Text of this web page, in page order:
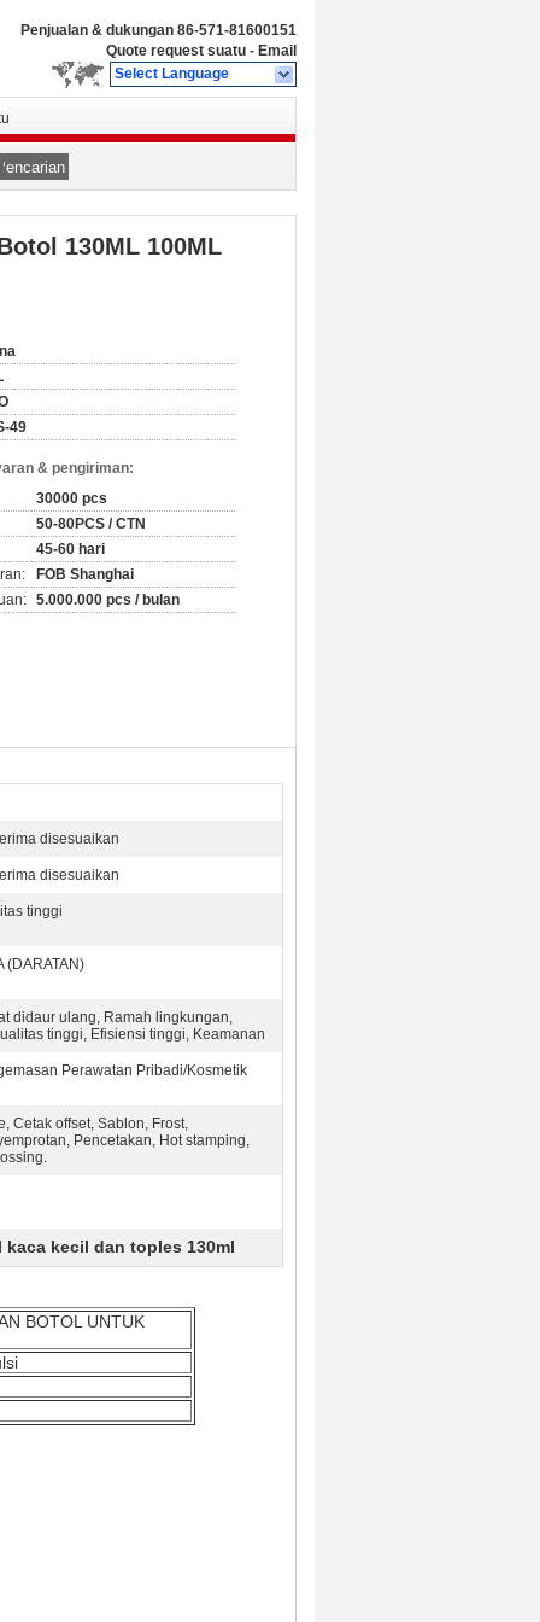
Penjualan & dukungan 86-571-81600151
Quote request suatu - Email
Select Language
130ML 100ML
49
& pengiriman:
30000 pcs
50-80PCS / CTN
45-60 hari
FOB Shanghai
5.000.000 pcs / bulan
disesuaikan
disesuaikan
tinggi
(DARATAN)
didaur ulang, Ramah lingkungan,
tinggi, Efisiensi tinggi, Keamanan
Perawatan Pribadi/Kosmetik
Cetak offset, Sablon, Frost,
Pencetakan, Hot stamping,
kaca kecil dan toples 130ml
BOTOL UNTUK